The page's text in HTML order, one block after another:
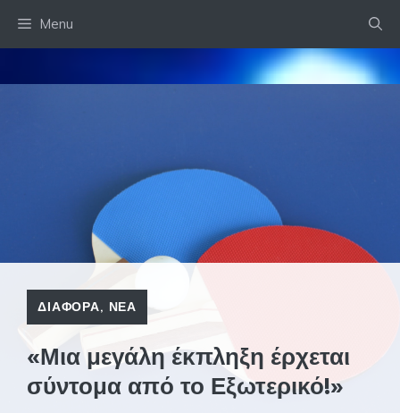
Menu
ΔΙΑΦΟΡΑ, ΝΕΑ
«Μια μεγάλη έκπληξη έρχεται
σύντομα από το Εξωτερικό!»